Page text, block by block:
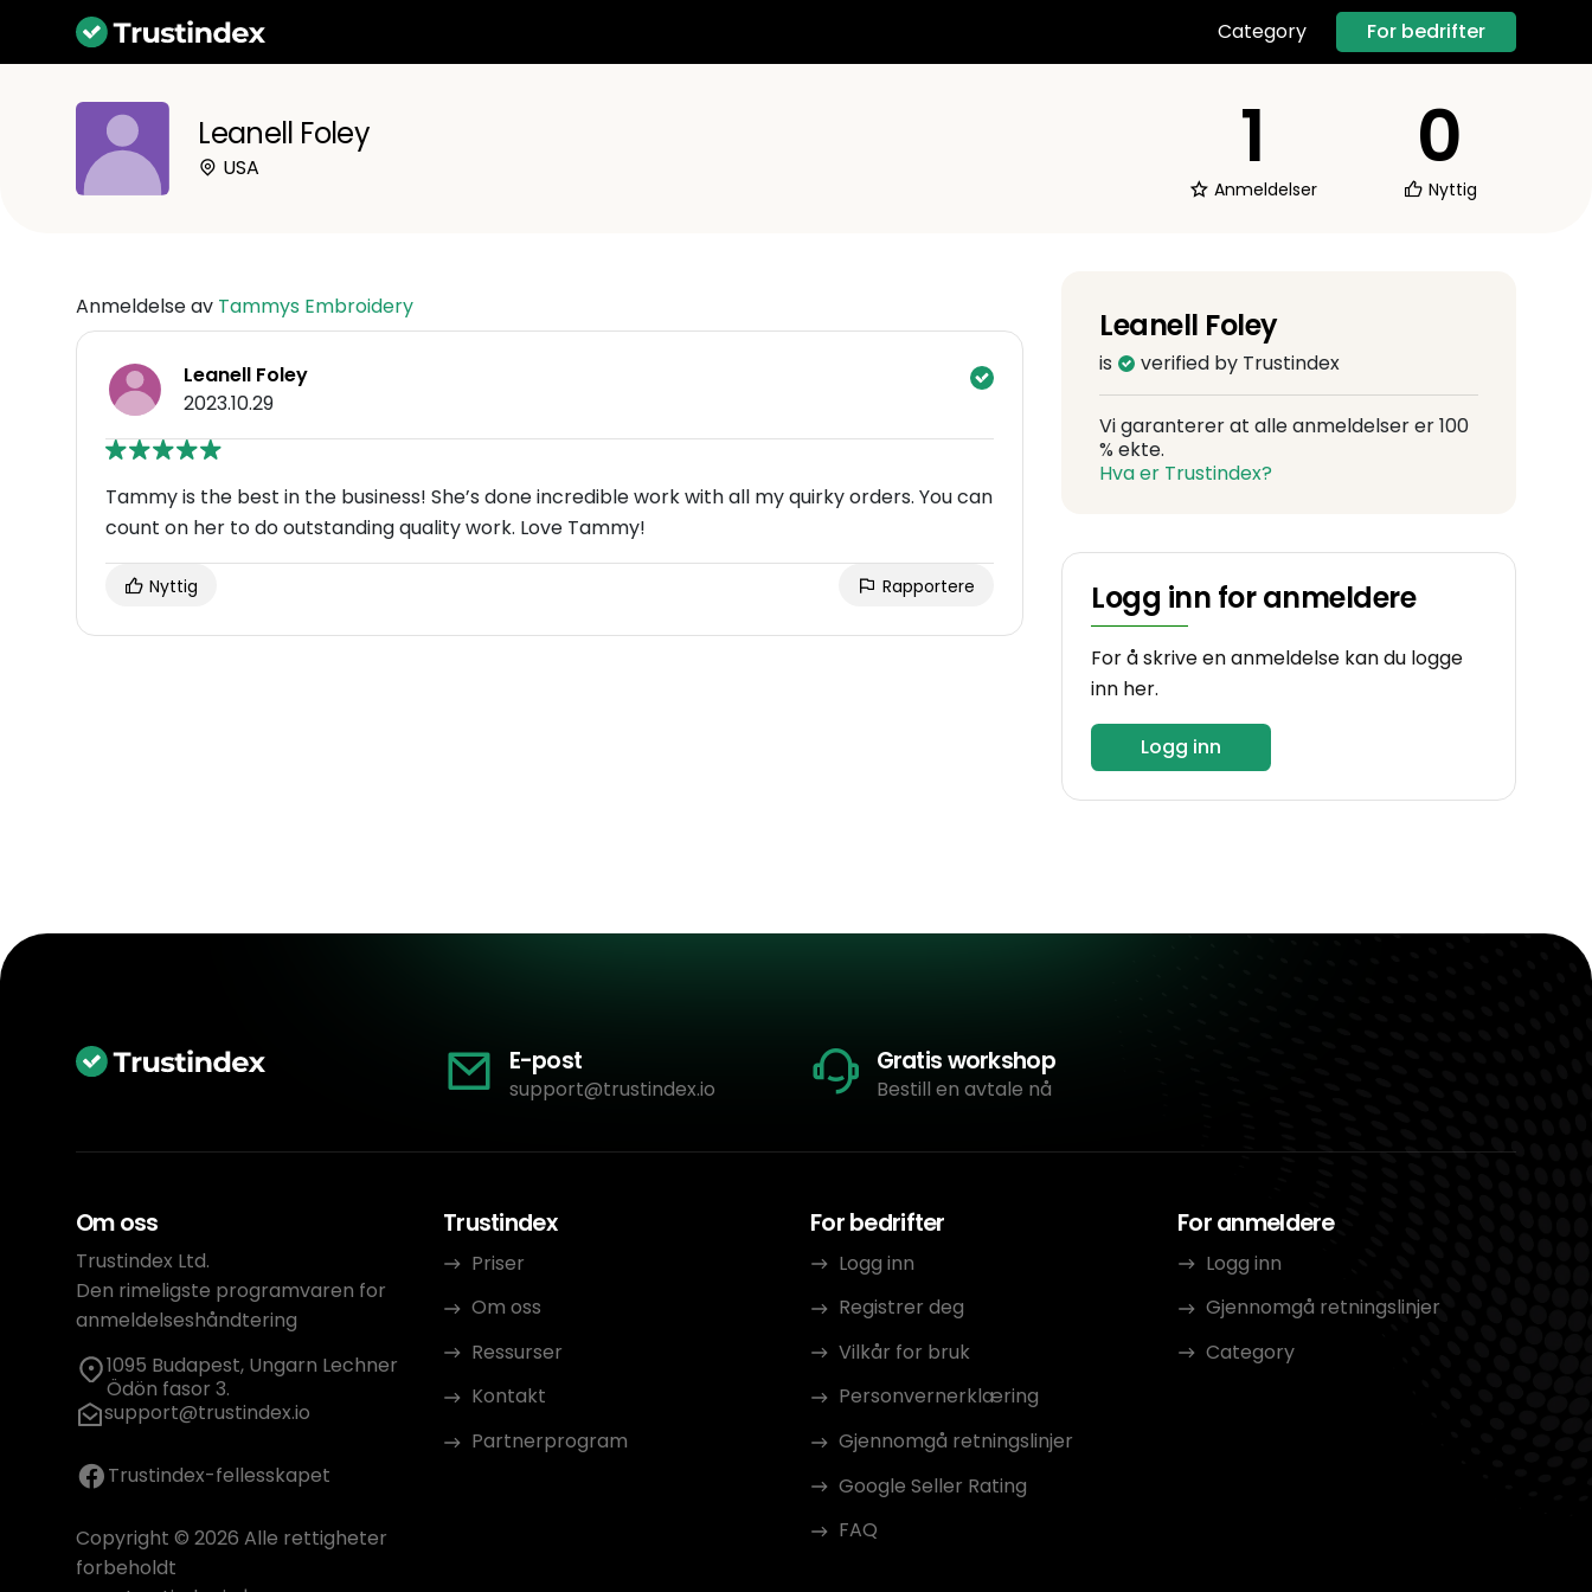
Category For bedrifter
Leanell Foley
USA 1
Anmeldelser
0
Nyttig
Anmeldelse av Tammys Embroidery
Leanell Foley
2023.10.29
Tammy is the best in the business! She’s done incredible work with all my quirky orders. You can
count on her to do outstanding quality work. Love Tammy!
Nyttig Rapportere
Leanell Foley
is verified by Trustindex
Vi garanterer at alle anmeldelser er 100
% ekte.
Hva er Trustindex?
Logg inn for anmeldere
For å skrive en anmeldelse kan du logge
inn her.
Logg inn
E-post
support@trustindex.io
Gratis workshop
Bestill en avtale nå
Om oss
Trustindex Ltd.
Den rimeligste programvaren for
anmeldelseshåndtering
1095 Budapest, Ungarn Lechner
Ödön fasor 3.
support@trustindex.io
Trustindex-fellesskapet
Copyright © 2026 Alle rettigheter
forbeholdt
Trustindex
Priser
Om oss
Ressurser
Kontakt
Partnerprogram
For bedrifter
Logg inn
Registrer deg
Vilkår for bruk
Personvernerklæring
Gjennomgå retningslinjer
Google Seller Rating
FAQ
For anmeldere
Logg inn
Gjennomgå retningslinjer
Category